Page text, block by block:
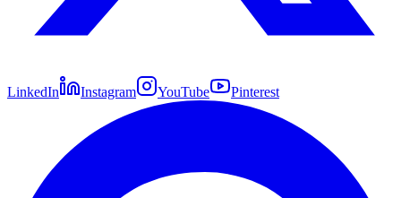
LinkedIn Instagram YouTube Pinterest